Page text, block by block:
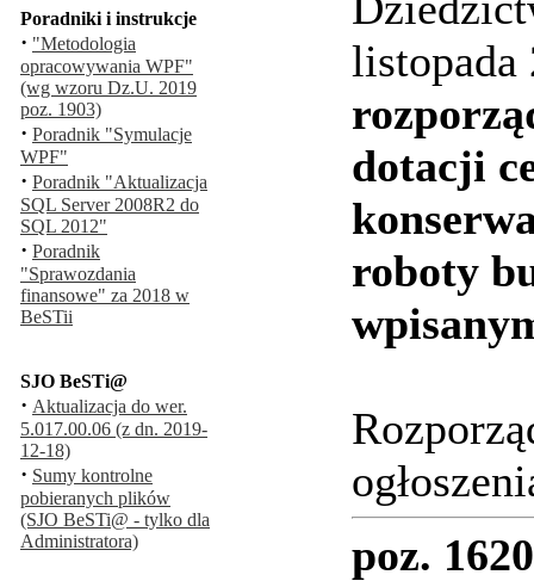
Poradniki i instrukcje
· "Metodologia
opracowywania WPF"
(wg wzoru Dz.U. 2019
poz. 1903)
· Poradnik "Symulacje
WPF"
· Poradnik "Aktualizacja
SQL Server 2008R2 do
SQL 2012"
· Poradnik
"Sprawozdania
finansowe" za 2018 w
BeSTii
SJO BeSTi@
· Aktualizacja do wer.
5.017.00.06 (z dn. 2019-
12-18)
· Sumy kontrolne
pobieranych plików
(SJO BeSTi@ - tylko dla
Administratora)
dotacji
roboty
poz. 1620